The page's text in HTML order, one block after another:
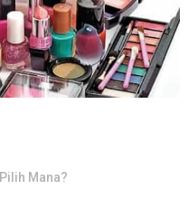
Mana?